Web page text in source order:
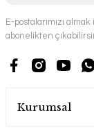
E-postalarımızı
abonelikten
Kurumsal